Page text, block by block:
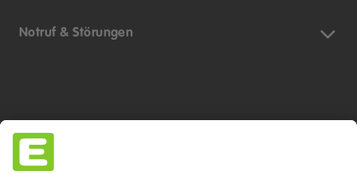
Notruf & Störungen